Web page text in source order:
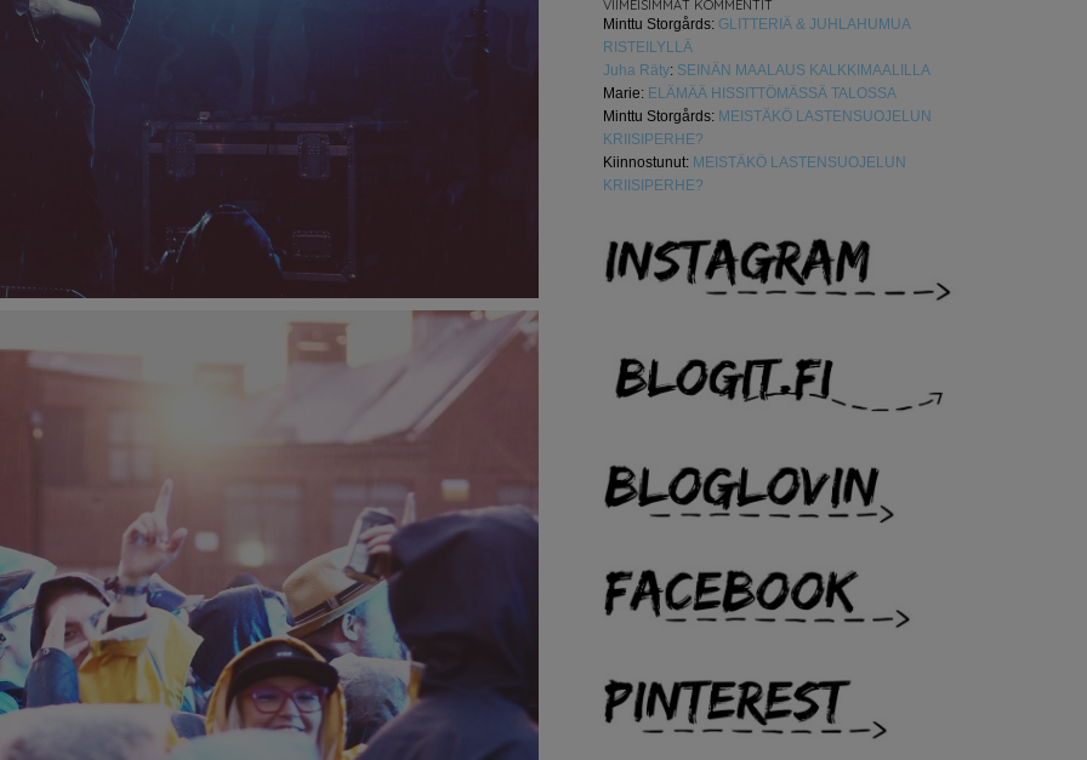
VIIMEISIMMÄT KOMMENTIT
Minttu Storgårds: GLITTERIÄ & JUHLAHUMUA
RISTEILYLLÄ
Juha Räty: SEINÄN MAALAUS KALKKIMAALILLA
Marie: ELÄMÄÄ HISSITTÖMÄSSÄ TALOSSA
Minttu Storgårds: MEISTÄKÖ LASTENSUOJELUN
KRIISIPERHE?
Kiinnostunut: MEISTÄKÖ LASTENSUOJELUN
KRIISIPERHE?